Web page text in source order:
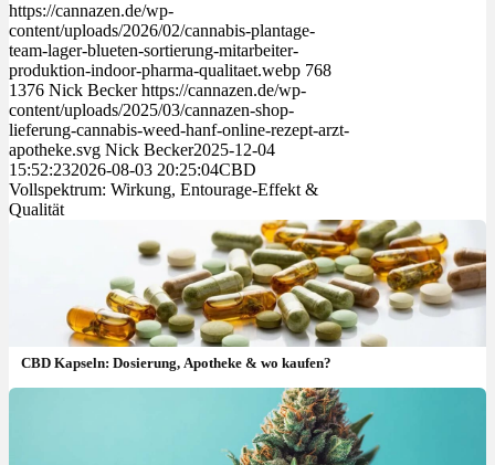
https://cannazen.de/wp-
content/uploads/2026/02/cannabis-plantage-
team-lager-blueten-sortierung-mitarbeiter-
produktion-indoor-pharma-qualitaet.webp 768
1376 Nick Becker https://cannazen.de/wp-
content/uploads/2025/03/cannazen-shop-
lieferung-cannabis-weed-hanf-online-rezept-arzt-
apotheke.svg Nick Becker2025-12-04
15:52:232026-08-03 20:25:04CBD
Vollspektrum: Wirkung, Entourage-Effekt &
Qualität
CBD Kapseln: Dosierung, Apotheke & wo kaufen?